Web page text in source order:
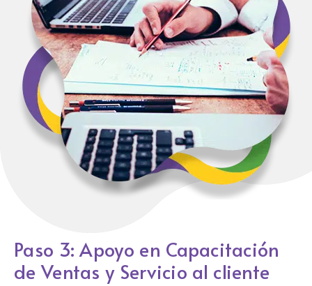
Paso 3: Apoyo en Capacitación
de Ventas y Servicio al cliente